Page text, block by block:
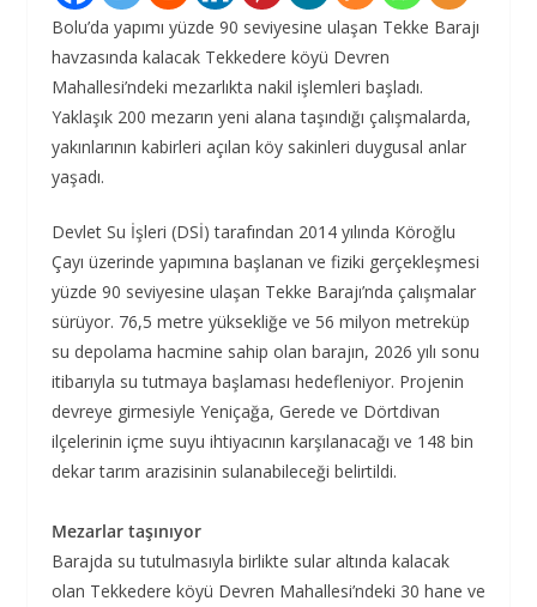
Bolu’da yapımı yüzde 90 seviyesine ulaşan Tekke Barajı
havzasında kalacak Tekkedere köyü Devren
Mahallesi’ndeki mezarlıkta nakil işlemleri başladı.
Yaklaşık 200 mezarın yeni alana taşındığı çalışmalarda,
yakınlarının kabirleri açılan köy sakinleri duygusal anlar
yaşadı.
Devlet Su İşleri (DSİ) tarafından 2014 yılında Köroğlu
Çayı üzerinde yapımına başlanan ve fiziki gerçekleşmesi
yüzde 90 seviyesine ulaşan Tekke Barajı’nda çalışmalar
sürüyor. 76,5 metre yüksekliğe ve 56 milyon metreküp
su depolama hacmine sahip olan barajın, 2026 yılı sonu
itibarıyla su tutmaya başlaması hedefleniyor. Projenin
devreye girmesiyle Yeniçağa, Gerede ve Dörtdivan
ilçelerinin içme suyu ihtiyacının karşılanacağı ve 148 bin
dekar tarım arazisinin sulanabileceği belirtildi.
Mezarlar taşınıyor
Barajda su tutulmasıyla birlikte sular altında kalacak
olan Tekkedere köyü Devren Mahallesi’ndeki 30 hane ve